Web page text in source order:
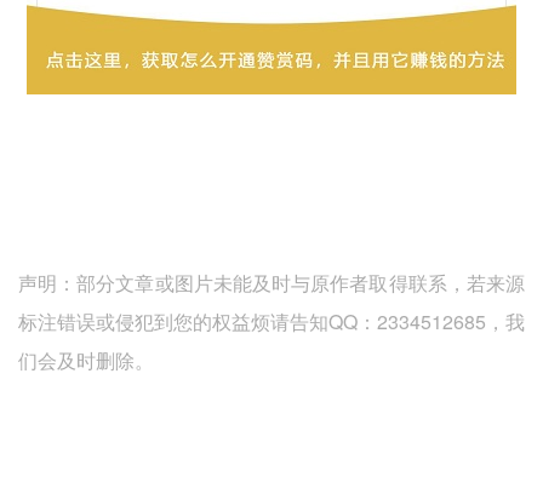
声明：部分文章或图片未能及时与原作者取得联系，若来源
标注错误或侵犯到您的权益烦请告知QQ：2334512685，我
们会及时删除。